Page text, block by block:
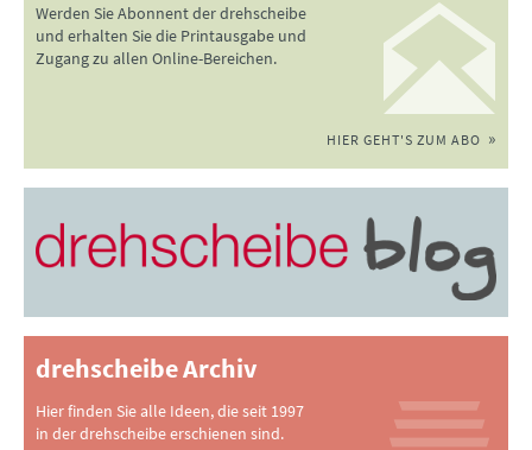
Werden Sie Abonnent der drehscheibe
und erhalten Sie die Printausgabe und
Zugang zu allen Online-Bereichen.
HIER GEHT'S ZUM ABO
drehscheibe Archiv
Hier finden Sie alle Ideen, die seit 1997
in der drehscheibe erschienen sind.